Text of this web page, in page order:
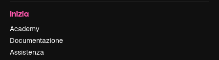
Inizia
Academy
Documentazione
Assistenza